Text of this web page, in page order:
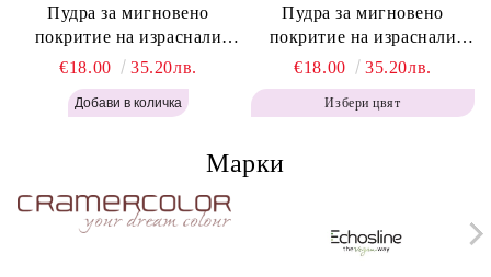
Пудра за мигновено
покритие на израснали
корени Топло Кафяво -
Labor Pro Instant Retouch
Powder - Warm Brown H643
€18.00 35.20лв.
Пудра за мигновено
покритие на израснали
корени Кафяво - Labor Pro
Instant Retouch Powder -
Brown H642
€18.00 35.20лв.
Избери цвят
Марки